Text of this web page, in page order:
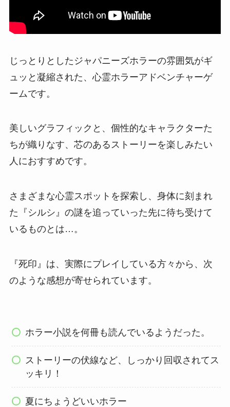
じっとりとしたジャパニーズホラーの雰囲気がギ
ュッと凝縮された、心霊ホラーアドベンチャーゲ
ームです。
美しいグラフィックと、個性的なキャラクターた
ちが織りなす、芯のあるストーリーを楽しみたい
人におすすめです。
さまざまな心霊スポットを探索し、身体に刻まれ
た『シルシ』の謎を追っていった先に待ち受けて
いるものとは…。
『死印』は、実際にプレイしている方々から、次
のような感想が寄せられています。
ホラー小説を何冊も読んでいるようだった。
ストーリーの伏線など、しっかり回収されてス
ッキリ！
夏にちょうどいいホラー